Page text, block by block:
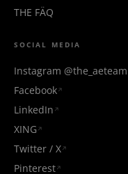
THE FÄQ
SOCIAL MEDIA
Instagram @the_aeteam
Facebook
LinkedIn
XING
Twitter / X
Pinterest